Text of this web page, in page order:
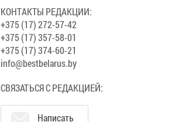
КОНТАКТЫ РЕДАКЦИИ:
+375 (17) 272-57-42
+375 (17) 357-58-01
+375 (17) 374-60-21
info@bestbelarus.by
СВЯЗАТЬСЯ С РЕДАКЦИЕЙ:
Написать